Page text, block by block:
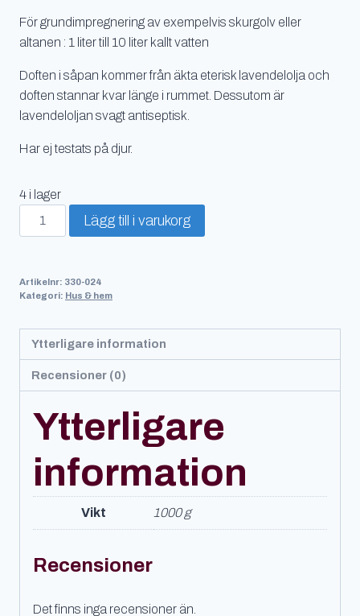
För grundimpregnering av exempelvis skurgolv eller
altanen : 1 liter till 10 liter kallt vatten
Doften i såpan kommer från äkta eterisk lavendelolja och
doften stannar kvar länge i rummet. Dessutom är
lavendeloljan svagt antiseptisk.
Har ej testats på djur.
4 i lager
Linoljesåpa
Lavendel
mängd
Lägg till i varukorg
Artikelnr: 330-024
Kategori: Hus & hem
Ytterligare information
Recensioner (0)
Ytterligare
information
Vikt 1000 g
Recensioner
Det finns inga recensioner än.